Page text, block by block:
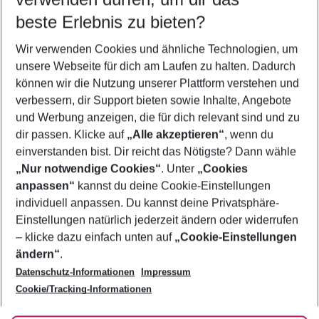
Frübucher Angebote Imerovigli für 2026
Flug & Hotel Imerovigli
Last Minute Imerovigli
Familienurlaub Imerovigli
Pauschalreisen Imerovigli
Footer
Footer navigation
Über uns
AGB
Bestpreisgarantie
Cookie-Einstellungen ändern
Cookie-Richtlinie
Agenturbetreuung
Barrierefreies Reisen
Folge uns
beste Erlebnis zu bieten?
Wir verwenden Cookies und ähnliche Technologien, um
unsere Webseite für dich am Laufen zu halten. Dadurch
können wir die Nutzung unserer Plattform verstehen und
verbessern, dir Support bieten sowie Inhalte, Angebote
und Werbung anzeigen, die für dich relevant sind und zu
dir passen. Klicke auf „Alle akzeptieren“, wenn du
einverstanden bist. Dir reicht das Nötigste? Dann wähle
„Nur notwendige Cookies“. Unter „Cookies
anpassen“ kannst du deine Cookie-Einstellungen
individuell anpassen. Du kannst deine Privatsphäre-
Einstellungen natürlich jederzeit ändern oder widerrufen
– klicke dazu einfach unten auf „Cookie-Einstellungen
ändern“.
Datenschutz-Informationen
Impressum
Cookie/Tracking-Informationen